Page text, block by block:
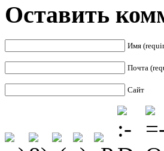
Оставить
Имя
Почта
Сайт